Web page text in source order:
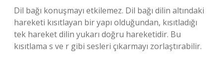
Dil bağı konuşmayı etkilemez. Dil bağı dilin altındaki
hareketi kısıtlayan bir yapı olduğundan, kısıtladığı
tek hareket dilin yukarı doğru hareketidir. Bu
kısıtlama s ve r gibi sesleri çıkarmayı zorlaştırabilir.